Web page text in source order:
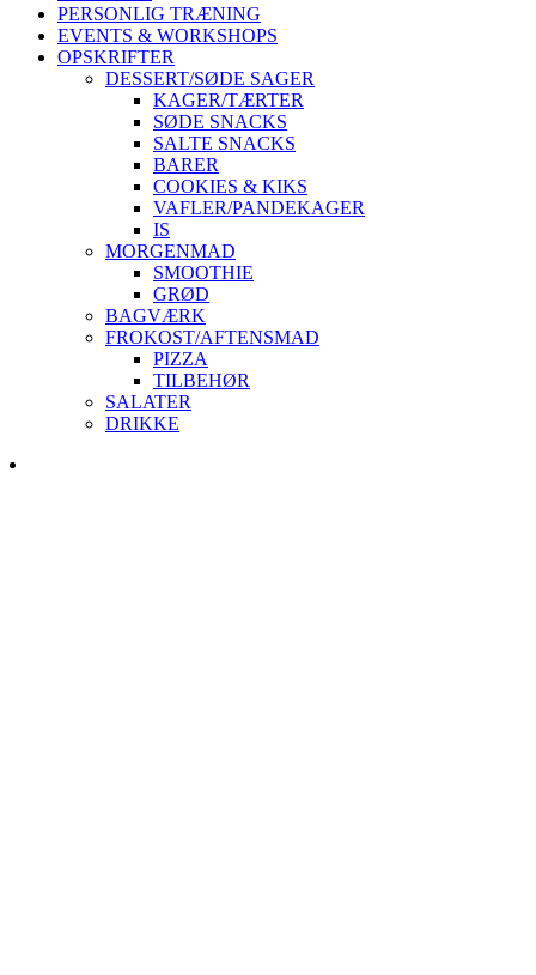
PERSONLIG TRÆNING
EVENTS & WORKSHOPS
OPSKRIFTER
DESSERT/SØDE SAGER
KAGER/TÆRTER
SØDE SNACKS
SALTE SNACKS
BARER
COOKIES & KIKS
VAFLER/PANDEKAGER
IS
MORGENMAD
SMOOTHIE
GRØD
BAGVÆRK
FROKOST/AFTENSMAD
PIZZA
TILBEHØR
SALATER
DRIKKE
Skip